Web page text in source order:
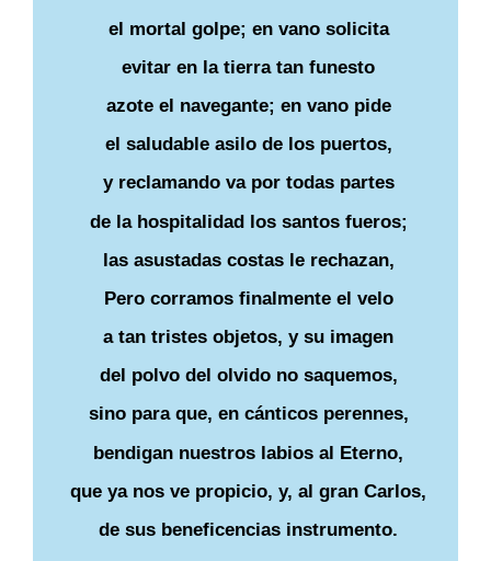
el mortal golpe; en vano solicita
evitar en la tierra tan funesto
azote el navegante; en vano pide
el saludable asilo de los puertos,
y reclamando va por todas partes
de la hospitalidad los santos fueros;
las asustadas costas le rechazan,
Pero corramos finalmente el velo
a tan tristes objetos, y su imagen
del polvo del olvido no saquemos,
sino para que, en cánticos perennes,
bendigan nuestros labios al Eterno,
que ya nos ve propicio, y, al gran Carlos,
de sus beneficencias instrumento.